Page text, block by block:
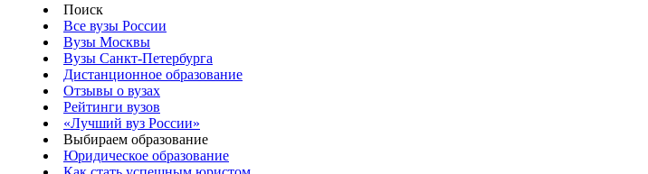
Поиск
Все вузы России
Вузы Москвы
Вузы Санкт-Петербурга
Дистанционное образование
Отзывы о вузах
Рейтинги вузов
«Лучший вуз России»
Выбираем образование
Юридическое образование